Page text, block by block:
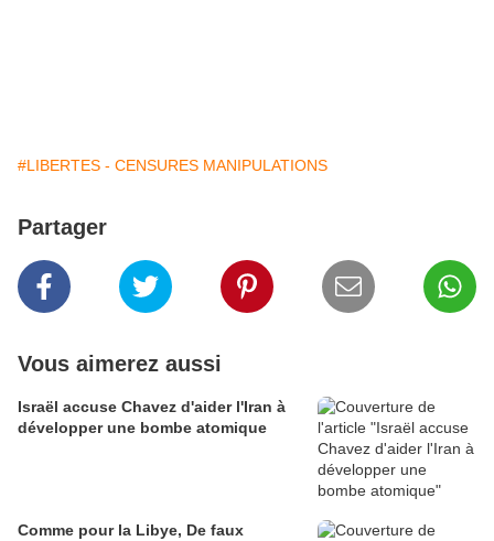
#LIBERTES - CENSURES MANIPULATIONS
Partager
Vous aimerez aussi
Israël accuse Chavez d'aider l'Iran à
développer une bombe atomique
Comme pour la Libye, De faux